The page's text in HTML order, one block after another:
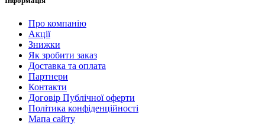
Про компанію
Акції
Знижки
Як зробити заказ
Доставка та оплата
Партнери
Контакти
Договір Публічної оферти
Політика конфіденційності
Мапа сайту